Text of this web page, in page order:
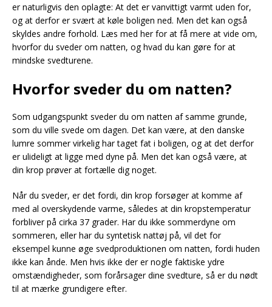
er naturligvis den oplagte: At det er vanvittigt varmt uden for,
og at derfor er svært at køle boligen ned. Men det kan også
skyldes andre forhold. Læs med her for at få mere at vide om,
hvorfor du sveder om natten, og hvad du kan gøre for at
mindske svedturene.
Hvorfor sveder du om natten?
Som udgangspunkt sveder du om natten af samme grunde,
som du ville svede om dagen. Det kan være, at den danske
lumre sommer virkelig har taget fat i boligen, og at det derfor
er ulideligt at ligge med dyne på. Men det kan også være, at
din krop prøver at fortælle dig noget.
Når du sveder, er det fordi, din krop forsøger at komme af
med al overskydende varme, således at din kropstemperatur
forbliver på cirka 37 grader. Har du ikke sommerdyne om
sommeren, eller har du syntetisk nattøj på, vil det for
eksempel kunne øge svedproduktionen om natten, fordi huden
ikke kan ånde. Men hvis ikke der er nogle faktiske ydre
omstændigheder, som forårsager dine svedture, så er du nødt
til at mærke grundigere efter.